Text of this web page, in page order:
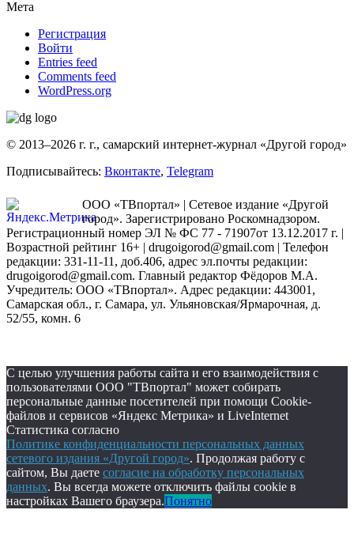
Мета
Регистрация
Войти
Entries feed
Comments feed
WordPress.org
© 2013–2026 г. г., самарский интернет-журнал «Другой город»
Подписывайтесь: Вконтакте, Telegram
ООО «ТВпортал» | Сетевое издание «Другой
город». Зарегистрировано Роскомнадзором.
Регистрационный номер ЭЛ № ФС 77 - 71907от 13.12.2017 г. |
Возрастной рейтинг 16+ | drugoigorod@gmail.com | Телефон
редакции: 331-11-11, доб.406, адрес эл.почты редакции:
drugoigorod@gmail.com. Главный редактор Фёдоров М.А.
Учредитель: ООО «ТВпортал». Адрес редакции: 443001,
Самарская обл., г. Самара, ул. Ульяновская/Ярмарочная, д.
52/55, комн. 6
С целью улучшения работы сайта и его взаимодействия с
пользователями ООО "ТВпортал" может собирать
персональные данные посетителей при помощи Cookie-
файлов и сервисов «Яндекс Метрика» и LiveInternet
Статистика согласно
Политике конфиденциальности персональных данных
сетевого издания «Другой город». Продолжая работу с
сайтом, Вы даете согласие на обработку персональных
данных. Вы всегда можете отключить файлы cookie в
настройках Вашего браузера.Понятно